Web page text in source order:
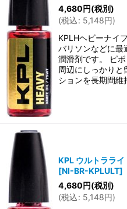
4,680円(税別)
(税込: 5,148円)
KPLHヘビーナイ
バリソンなどに最
潤滑剤です。 ピ
周辺にしっかりと
ションを長期間維
KPL ウルトララ
[NI-BR-KPLULT]
4,680円(税別)
(税込: 5,148円)